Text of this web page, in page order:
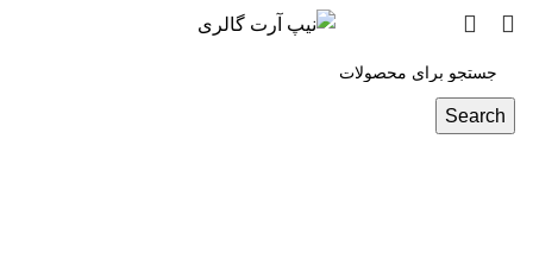
Search